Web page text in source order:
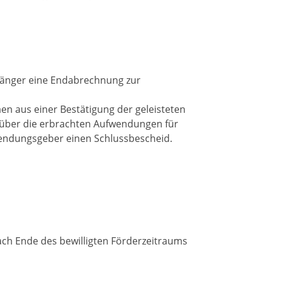
eine Endabrechnung zur
aus einer Bestätigung der geleisteten
die erbrachten Aufwendungen für
einen Schlussbescheid.
Ende des bewilligten Förderzeitraums